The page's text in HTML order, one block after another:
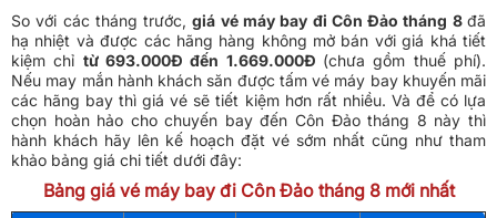
So với các tháng trước,giá vé máy bay đi Côn Đảo tháng 8đã
hạ nhiệt và được các hãng hàng không mở bán với giá khá tiết
kiệm chỉ từ 693.000Đ đến 1.669.000Đ (chưa gồm thuế phí).
Nếu may mắn hành khách săn được tấm vé máy bay khuyến mãi
các hãng bay thì giá vé sẽ tiết kiệm hơn rất nhiều. Và để có lựa
chọn hoàn hảo cho chuyến bay đến Côn Đảo tháng 8 này thì
hành khách hãy lên kế hoạch đặt vé sớm nhất cũng như tham
khảo bảng giá chi tiết dưới đây:
Bảng giá vé máy bay đi Côn Đảo tháng 8 mới nhất